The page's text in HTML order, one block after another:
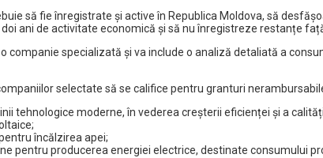
să fie înregistrate și active în Republica Moldova, să
ani de activitate economică și să nu înregistreze restanțe
companie specializată și va include o analiză detaliată a
selectate să se califice pentru granturi
tehnologice moderne, în vederea creșterii eficienței și a
încălzirea apei;
pentru producerea energiei electrice, destinate consumului